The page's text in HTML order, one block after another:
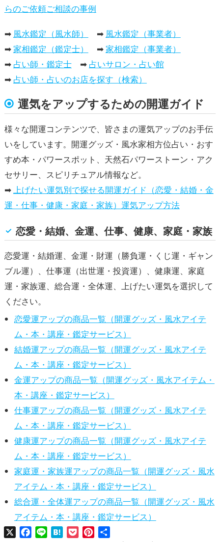
らのご依頼ご相談の事例
➡ 風水鑑定（風水師） ➡ 風水鑑定（事業者）
➡ 家相鑑定（鑑定士） ➡ 家相鑑定（事業者）
➡ 占い師・鑑定士➡ 占いサロン・占い館
➡ 占い師・占いのお店を探す（検索）
運気をアップするための開運ガイド
様々な開運コンテンツで、皆さまの運気アップのお手伝
いをしています。開運グッズ・風水家相方位占い・おす
すめ本・パワースポット、天然石パワーストーン・アク
セサリー、スピリチュアル情報など。
➡上げたい運気別で探せる開運ガイド（恋愛・結婚・金
運・仕事・健康・家庭・家族）運気アップ方法
恋愛・結婚、金運、仕事、健康、家庭・家族
恋愛運・結婚運、金運・財運（勝負運・くじ運・ギャン
ブル運）、仕事運（出世運・投資運）、健康運、家庭
運・家族運、総合運・全体運、上げたい運気を選択して
ください。
恋愛運アップの商品一覧（開運グッズ・風水アイテ
ム・本・講座・鑑定サービス）
結婚運アップの商品一覧（開運グッズ・風水アイテ
ム・本・講座・鑑定サービス）
金運アップの商品一覧（開運グッズ・風水アイテム・
本・講座・鑑定サービス）
仕事運アップの商品一覧（開運グッズ・風水アイテ
ム・本・講座・鑑定サービス）
健康運アップの商品一覧（開運グッズ・風水アイテ
ム・本・講座・鑑定サービス）
家庭運・家族運アップの商品一覧（開運グッズ・風水
アイテム・本・講座・鑑定サービス）
総合運・全体運アップの商品一覧（開運グッズ・風水
アイテム・本・講座・鑑定サービス）
X Facebook
Line HatenaPocketPinterest